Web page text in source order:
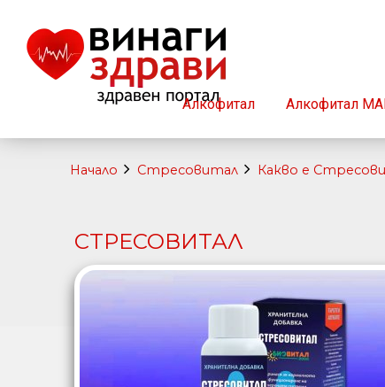
Алкофитал Алкофитал
Начало Стресовитал Какво е
СТРЕСОВИТАЛ